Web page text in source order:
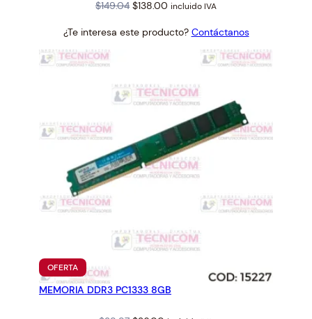
$149.04 Original
was:
$138.00 Current
is:
$138.00.
incluido IVA
¿Te interesa este producto? Contáctanos
OFERTAPRODUCTO
EN
OFERTA
MEMORIA DDR3 PC1333 8GB